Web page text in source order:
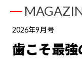
2026年9月号
歯こそ最